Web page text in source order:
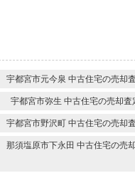
宇都宮市元今泉 中古住宅の売却
宇都宮市弥生 中古住宅の売却
宇都宮市野沢町 中古住宅の売却
那須塩原市下永田 中古住宅の売